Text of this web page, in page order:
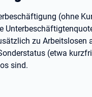
(ohne
zu Arbeitslosen
(etwa
sind.